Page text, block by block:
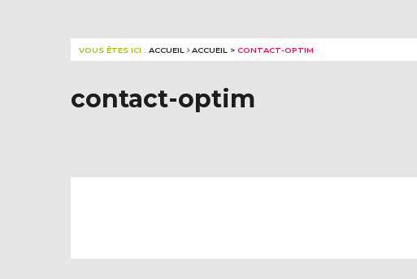
VOUS ÊTES ICI : ACCUEIL ACCUEIL > CONTACT-OPTIM
contact-optim